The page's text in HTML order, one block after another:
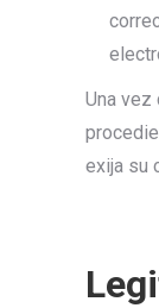
Una vez
exija su